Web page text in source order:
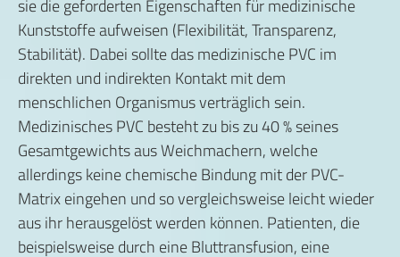
sie die geforderten Eigenschaften für medizinische
Kunststoffe aufweisen (Flexibilität, Transparenz,
Stabilität). Dabei sollte das medizinische PVC im
direkten und indirekten Kontakt mit dem
menschlichen Organismus verträglich sein.
Medizinisches PVC besteht zu bis zu 40 % seines
Gesamtgewichts aus Weichmachern, welche
allerdings keine chemische Bindung mit der PVC-
Matrix eingehen und so vergleichsweise leicht wieder
aus ihr herausgelöst werden können. Patienten, die
beispielsweise durch eine Bluttransfusion, eine